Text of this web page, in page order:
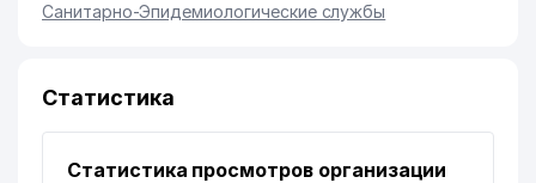
Санитарно-Эпидемиологические службы
Статистика
Статистика просмотров организации